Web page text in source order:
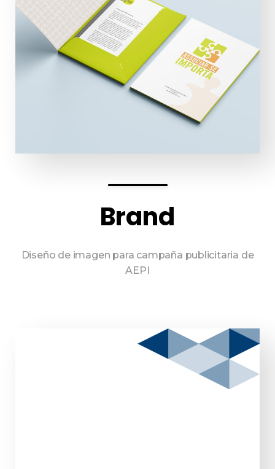
Brand
Diseño de imagen para campaña publicitaria de
AEPI